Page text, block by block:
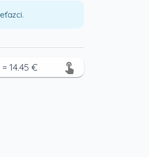
= 14.45 €